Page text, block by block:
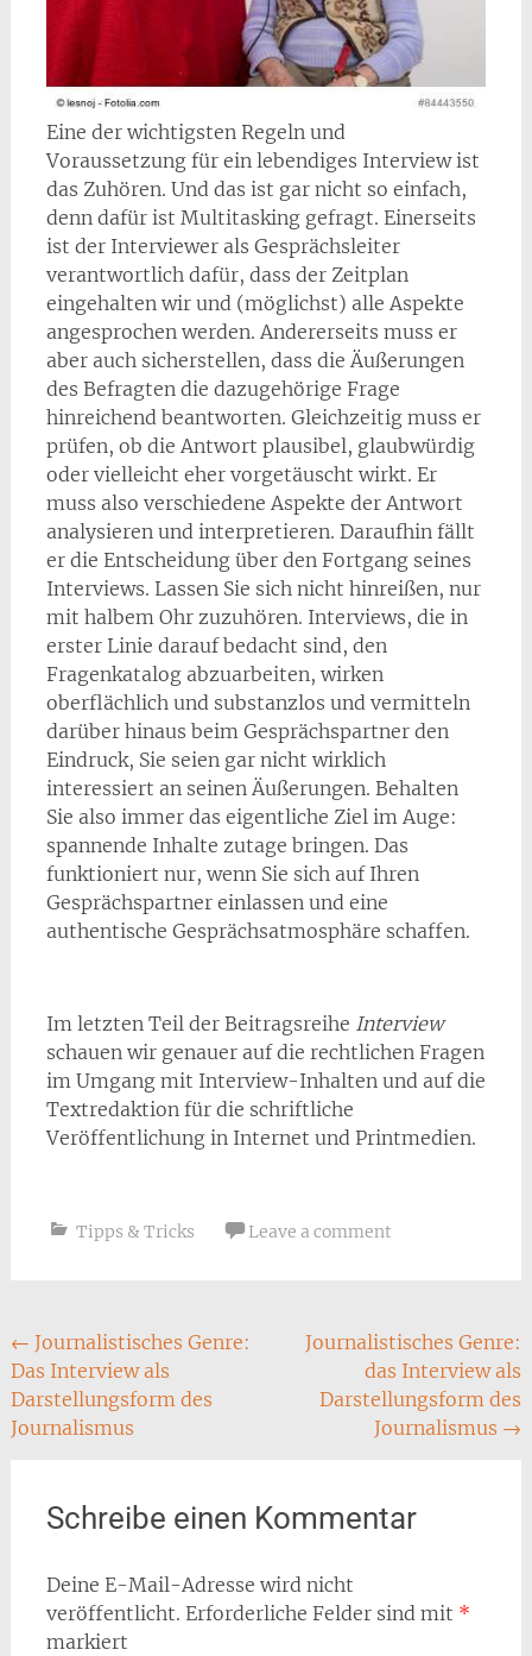
Eine der wichtigsten Regeln und
Voraussetzung für ein lebendiges Interview ist
das Zuhören. Und das ist gar nicht so einfach,
denn dafür ist Multitasking gefragt. Einerseits
ist der Interviewer als Gesprächsleiter
verantwortlich dafür, dass der Zeitplan
eingehalten wir und (möglichst) alle Aspekte
angesprochen werden. Andererseits muss er
aber auch sicherstellen, dass die Äußerungen
des Befragten die dazugehörige Frage
hinreichend beantworten. Gleichzeitig muss er
prüfen, ob die Antwort plausibel, glaubwürdig
oder vielleicht eher vorgetäuscht wirkt. Er
muss also verschiedene Aspekte der Antwort
analysieren und interpretieren. Daraufhin fällt
er die Entscheidung über den Fortgang seines
Interviews. Lassen Sie sich nicht hinreißen, nur
mit halbem Ohr zuzuhören. Interviews, die in
erster Linie darauf bedacht sind, den
Fragenkatalog abzuarbeiten, wirken
oberflächlich und substanzlos und vermitteln
darüber hinaus beim Gesprächspartner den
Eindruck, Sie seien gar nicht wirklich
interessiert an seinen Äußerungen. Behalten
Sie also immer das eigentliche Ziel im Auge:
spannende Inhalte zutage bringen. Das
funktioniert nur, wenn Sie sich auf Ihren
Gesprächspartner einlassen und eine
authentische Gesprächsatmosphäre schaffen.
Im letzten Teil der Beitragsreihe Interview
schauen wir genauer auf die rechtlichen Fragen
im Umgang mit Interview-Inhalten und auf die
Textredaktion für die schriftliche
Veröffentlichung in Internet und Printmedien.
Tipps & Tricks Leave a comment
Post
navigation
← Journalistisches Genre:
Das Interview als
Darstellungsform des
Journalismus
Journalistisches Genre:
das Interview als
Darstellungsform des
Journalismus →
Schreibe einen Kommentar
Deine E-Mail-Adresse wird nicht
veröffentlicht. Erforderliche Felder sind mit *
markiert